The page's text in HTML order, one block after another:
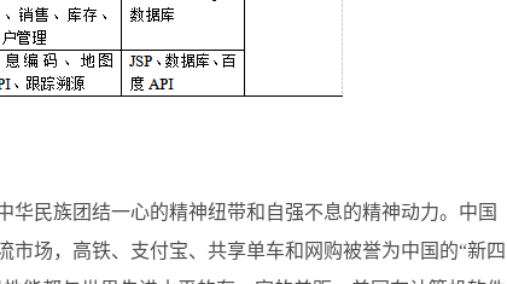
华民族团结一心的精神纽带和自强不息的精神动力。中国
场，高铁、支付宝、共享单车和网购被誉为中国的“新四